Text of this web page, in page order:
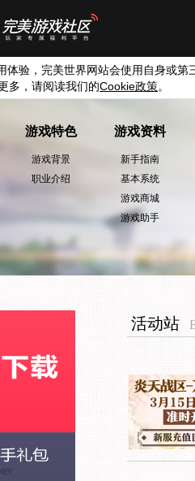
体验，完美世界网站会使用自身或第
多，请阅读我们的Cookie政策。
游戏特色
游戏背景
职业介绍
游戏资料
新手指南
基本系统
游戏商城
游戏助手
活动站